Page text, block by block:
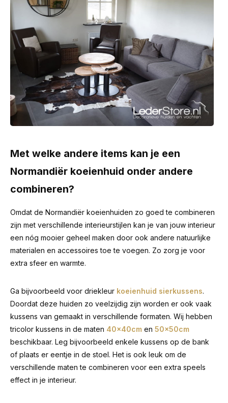
Met welke andere items kan je een
Normandiër koeienhuid onder andere
combineren?
Omdat de Normandiër koeienhuiden zo goed te combineren
zijn met verschillende interieurstijlen kan je van jouw interieur
een nóg mooier geheel maken door ook andere natuurlijke
materialen en accessoires toe te voegen. Zo zorg je voor
extra sfeer en warmte.
Ga bijvoorbeeld voor driekleur koeienhuid sierkussens.
Doordat deze huiden zo veelzijdig zijn worden er ook vaak
kussens van gemaakt in verschillende formaten. Wij hebben
tricolor kussens in de maten 40x40cm en 50x50cm
beschikbaar. Leg bijvoorbeeld enkele kussens op de bank
of plaats er eentje in de stoel. Het is ook leuk om de
verschillende maten te combineren voor een extra speels
effect in je interieur.